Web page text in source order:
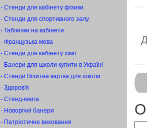
- Стенди для кабінету фізики
- Стенди для спортивного залу
- Таблички на кабінети
- Французька мова
- Стенди для кабінету хімії
- Банери для школи купити в Україні
- Стенди Візитна картка для школи
- Здоров'я
- Стенд-книга
- Новорічні банери
- Патріотичне виховання